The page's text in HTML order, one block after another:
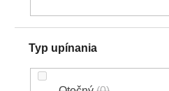
Typ upínania